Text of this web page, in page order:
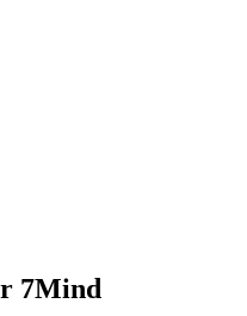
7Mind